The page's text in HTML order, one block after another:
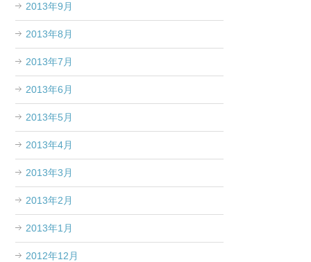
2013年9月
2013年8月
2013年7月
2013年6月
2013年5月
2013年4月
2013年3月
2013年2月
2013年1月
2012年12月